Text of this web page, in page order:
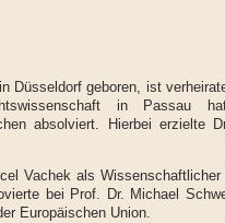
Düsseldorf geboren, ist
in Passau
absolviert. Hierbei erzielte
Vachek als
bei Prof. Dr. Michael
Europäischen Union.